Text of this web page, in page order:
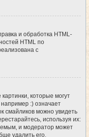
и обработка HTML-
HTML по
с
которые могут
:) означает
смайликов можно увидеть
используя их:
и модератор может
удалить его.